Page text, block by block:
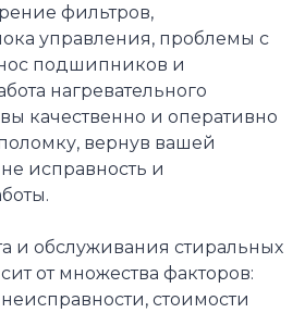
фильтров,
управления, проблемы с
подшипников и
нагревательного
качественно и оперативно
вернув вашей
исправность и
и обслуживания стиральных
от множества факторов:
стоимости